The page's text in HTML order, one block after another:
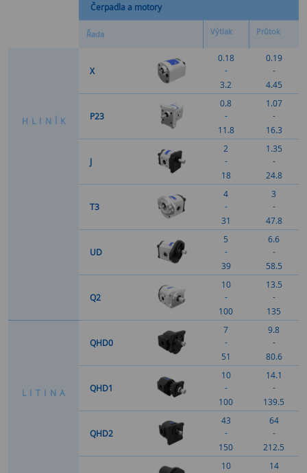
Čerpadla a motory
Řada Výtlak Průtok
H L I N Í K
X
0.18
-
3.2
0.19
-
4.45
P23
0.8
-
11.8
1.07
-
16.3
J
2
-
18
1.35
-
24.8
T3
4
-
31
3
-
47.8
UD
5
-
39
6.6
-
58.5
Q2
10
-
100
13.5
-
135
L I T I N A
QHD0
7
-
51
9.8
-
80.6
QHD1
10
-
100
14.1
-
139.5
QHD2
43
-
150
64
-
212.5
10
14